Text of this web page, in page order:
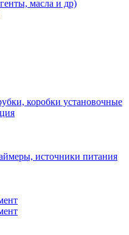
масла и др)
коробки установочные
источники питания